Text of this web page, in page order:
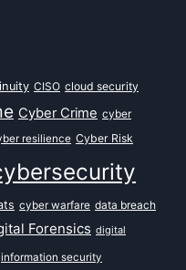
CISO cloud security
Cyber Crime cyber
resilience Cyber Risk
cyber warfare data breach
Forensics digital
information security